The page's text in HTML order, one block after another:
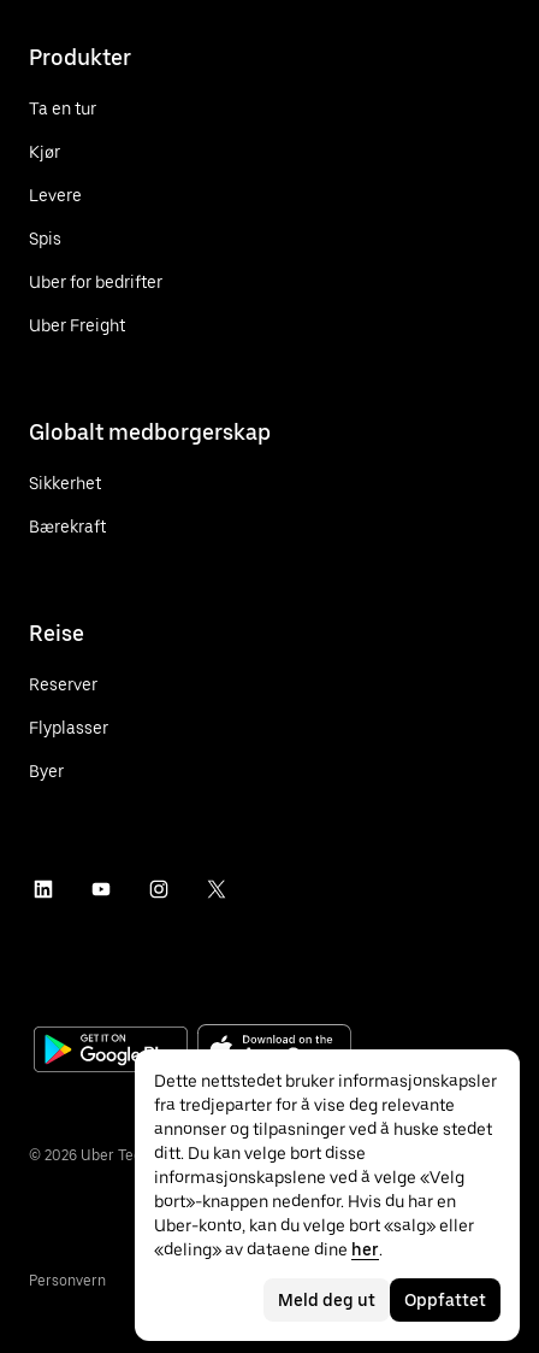
Produkter
Ta en tur
Kjør
Levere
Spis
Uber for bedrifter
Uber Freight
Globalt medborgerskap
Sikkerhet
Bærekraft
Reise
Reserver
Flyplasser
Byer
© 2026 Uber Technologies Inc.
Personvern
Dette nettstedet bruker informasjonskapsler
fra tredjeparter for å vise deg relevante
annonser og tilpasninger ved å huske stedet
ditt. Du kan velge bort disse
informasjonskapslene ved å velge «Velg
bort»-knappen nedenfor. Hvis du har en
Uber-konto, kan du velge bort «salg» eller
«deling» av dataene dine her.
Meld deg ut Oppfattet